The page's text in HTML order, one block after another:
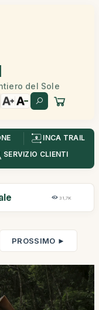
del Sole
INCA TRAIL
SERVIZIO CLIENTI
31,7K
PROSSIMO ►